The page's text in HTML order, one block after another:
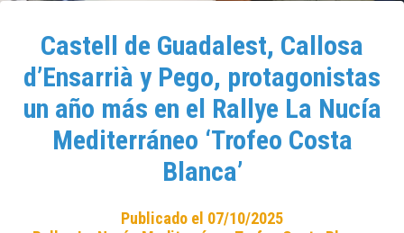
Castell de Guadalest, Callosa
d’Ensarrià y Pego, protagonistas
un año más en el Rallye La Nucía
Mediterráneo ‘Trofeo Costa
Blanca’
Publicado el 07/10/2025